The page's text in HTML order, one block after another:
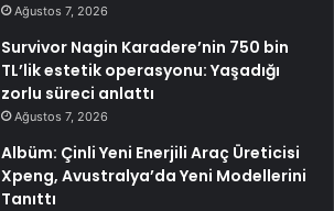
Ağustos 7, 2026
Survivor Nagin Karadere’nin 750 bin
TL’lik estetik operasyonu: Yaşadığı
zorlu süreci anlattı
Ağustos 7, 2026
Albüm: Çinli Yeni Enerjili Araç Üreticisi
Xpeng, Avustralya’da Yeni Modellerini
Tanıttı